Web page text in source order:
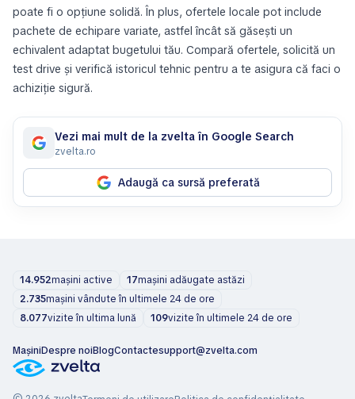
poate fi o opțiune solidă. În plus, ofertele locale pot include
pachete de echipare variate, astfel încât să găsești un
echivalent adaptat bugetului tău. Compară ofertele, solicită un
test drive și verifică istoricul tehnic pentru a te asigura că faci o
achiziție sigură.
Vezi mai mult de la zvelta în Google Search
zvelta.ro
Adaugă ca sursă preferată
14.952mașini active 17mașini adăugate astăzi
2.735mașini vândute în ultimele 24 de ore
8.077vizite în ultima lună 109vizite în ultimele 24 de ore
MașiniDespre noiBlogContactesupport@zvelta.com